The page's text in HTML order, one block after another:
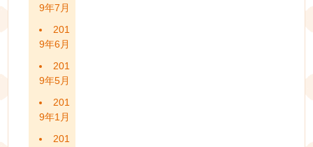
9年7月
201
9年6月
201
9年5月
201
9年1月
201